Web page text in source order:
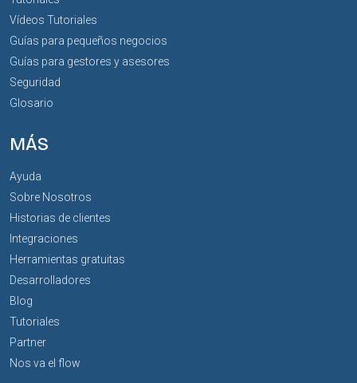
Vídeos Tutoriales
Guías para pequeños negocios
Guías para gestores y asesores
Seguridad
Glosario
MÁS
Ayuda
Sobre Nosotros
Historias de clientes
Integraciones
Herramientas gratuitas
Desarrolladores
Blog
Tutoriales
Partner
Nos va el flow